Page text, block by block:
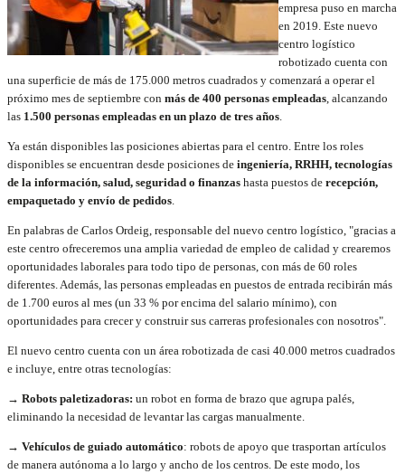
empresa puso en marcha
en 2019. Este nuevo
centro logístico
robotizado cuenta con
una superficie de más de 175.000 metros cuadrados y comenzará a operar el
próximo mes de septiembre con más de 400 personas empleadas, alcanzando
las 1.500 personas empleadas en un plazo de tres años.
Ya están disponibles las posiciones abiertas para el centro. Entre los roles
disponibles se encuentran desde posiciones de ingeniería, RRHH, tecnologías
de la información, salud, seguridad o finanzas hasta puestos de recepción,
empaquetado y envío de pedidos.
En palabras de Carlos Ordeig, responsable del nuevo centro logístico, "gracias a
este centro ofreceremos una amplia variedad de empleo de calidad y crearemos
oportunidades laborales para todo tipo de personas, con más de 60 roles
diferentes. Además, las personas empleadas en puestos de entrada recibirán más
de 1.700 euros al mes (un 33 % por encima del salario mínimo), con
oportunidades para crecer y construir sus carreras profesionales con nosotros".
El nuevo centro cuenta con un área robotizada de casi 40.000 metros cuadrados
e incluye, entre otras tecnologías:
→ Robots paletizadoras: un robot en forma de brazo que agrupa palés,
eliminando la necesidad de levantar las cargas manualmente.
→ Vehículos de guiado automático: robots de apoyo que trasportan artículos
de manera autónoma a lo largo y ancho de los centros. De este modo, los